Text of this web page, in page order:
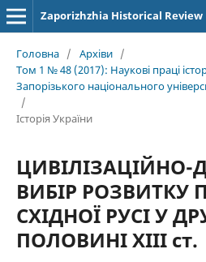
Zaporizhzhia Historical Review
Головна / Архіви /
Том 1 № 48 (2017): Наукові праці
Запорізького національного
/
Історія України
ВИБІР РОЗВИТКУ
СХІДНОЇ РУСІ У
ПОЛОВИНІ ХІІІ ст.